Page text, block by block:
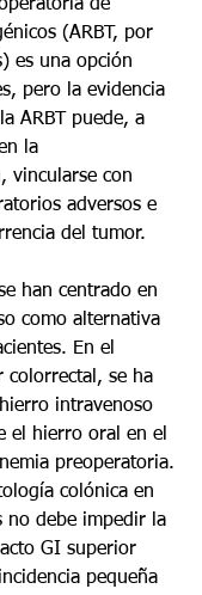
de
(ARBT, por
es una opción
pero la evidencia
ARBT puede, a
la
vincularse con
adversos e
del tumor.
han centrado en
como alternativa
En el
colorrectal, se ha
intravenoso
el hierro oral en el
preoperatoria.
colónica en
no debe impedir la
GI superior
pequeña